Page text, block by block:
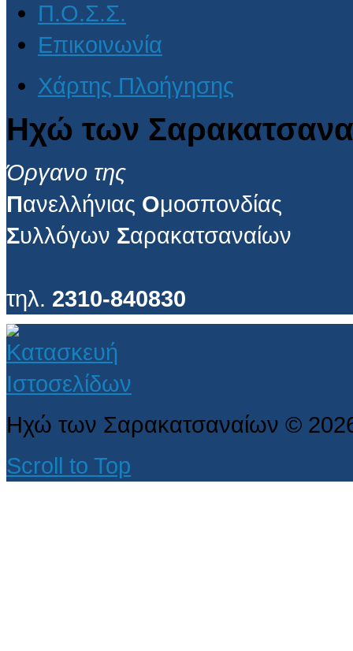
Π.Ο.Σ.Σ.
Επικοινωνία
Χάρτης Πλοήγησης
Ηχώ των
Όργανο της
Πανελλήνιας Ομοσπονδίας
Συλλόγων Σαρακατσαναίων
τηλ. 2310-840830
Ηχώ των Σαρακατσαναίων ©
Scroll to Top